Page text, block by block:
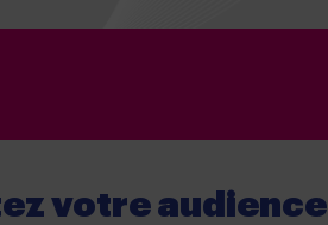
votre audience